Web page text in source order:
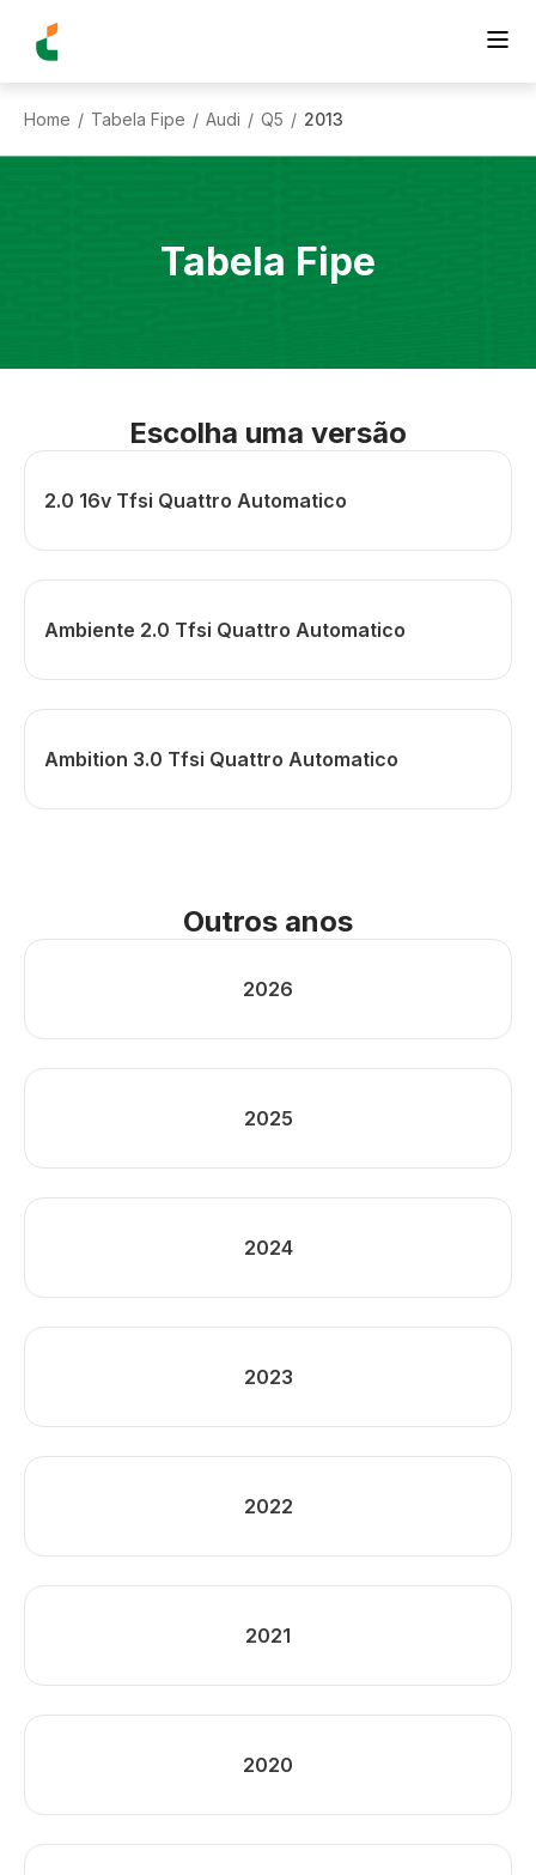
Home / Tabela Fipe / Audi / Q5 / 2013
Tabela Fipe
Escolha uma versão
2.0 16v Tfsi Quattro Automatico
Ambiente 2.0 Tfsi Quattro Automatico
Ambition 3.0 Tfsi Quattro Automatico
Outros anos
2026
2025
2024
2023
2022
2021
2020